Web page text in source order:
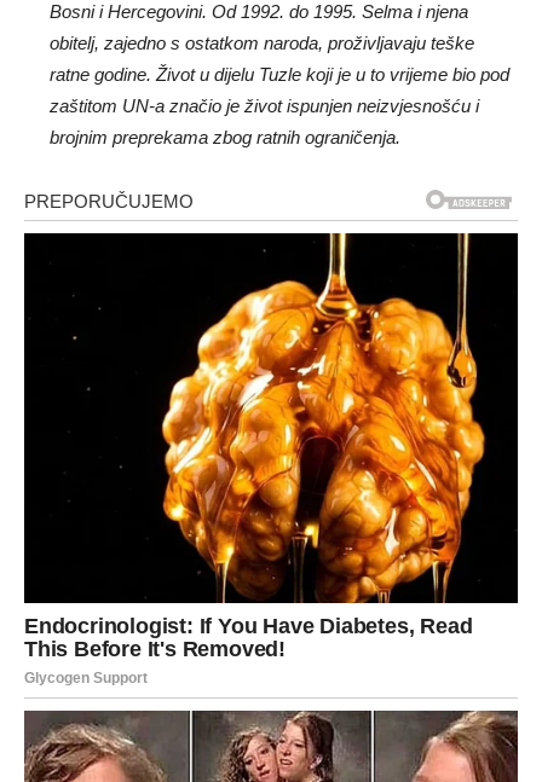
Bosni i Hercegovini. Od 1992. do 1995. Selma i njena
obitelj, zajedno s ostatkom naroda, proživljavaju teške
ratne godine. Život u dijelu Tuzle koji je u to vrijeme bio pod
zaštitom UN-a značio je život ispunjen neizvjesnošću i
brojnim preprekama zbog ratnih ograničenja.